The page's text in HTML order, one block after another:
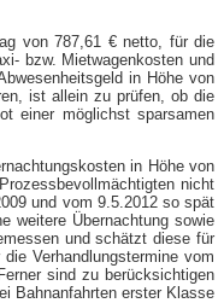
von 787,61 € netto, für die
bzw. Mietwagenkosten und
in Höhe von
ist allein zu prüfen, ob die
einer möglichst sparsamen
in Höhe von
nicht
und vom 9.5.2012 so spät
weitere Übernachtung sowie
und schätzt diese für
Verhandlungstermine vom
sind zu berücksichtigen
Bahnanfahrten erster Klasse